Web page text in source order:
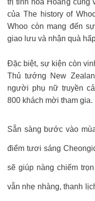
trị tinh hoa Hoàng cung
của The history of
Whoo còn mang đến
giao lưu và nhận quà
Đặc biệt, sự kiện còn
Thủ tướng New
người phụ nữ truyền
800 khách mời tham gia.
Sẵn sàng bước vào
điểm tươi sáng
sẽ giúp nàng chiếm
vẫn nhẹ nhàng, thanh